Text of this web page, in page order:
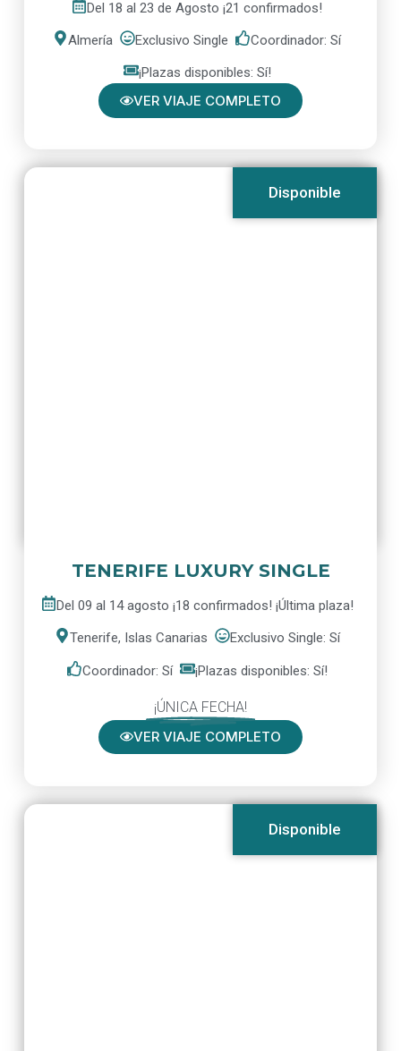
Del 18 al 23 de Agosto ¡21 confirmados!
Almería Exclusivo Single Coordinador: Sí
¡Plazas disponibles: Sí!
VER VIAJE COMPLETO
Disponible
TENERIFE LUXURY SINGLE
Del 09 al 14 agosto ¡18 confirmados! ¡Última plaza!
Tenerife, Islas Canarias Exclusivo Single: Sí
Coordinador: Sí ¡Plazas disponibles: Sí!
¡ÚNICA FECHA!
VER VIAJE COMPLETO
Disponible